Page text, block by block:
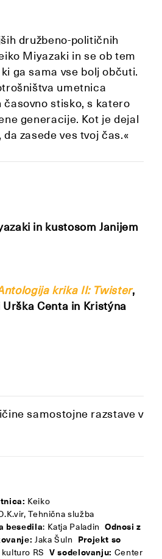
družbeno-političnih
Miyazaki in se ob tem
ki ga sama vse bolj občuti.
umetnica
stisko, s katero
generacije. Kot je dejal
zasede ves tvoj čas.«
in kustosom Janijem
krika II: Twister,
Urška Centa in Kristýna
samostojne razstave v
Keiko
Tehnična služba
besedila: Katja Paladin Odnosi z
Jaka Šuln
Projekt so
RS V sodelovanju: Center